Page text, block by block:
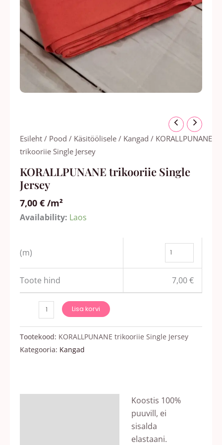
Esileht / Pood / Käsitöölisele / Kangad / KORALLPUNANE
trikooriie Single Jersey
KORALLPUNANE trikooriie Single
Jersey
7,00 € /m²
Availability: Laos
(m)
Toote hind 7,00€
trikooriie
Single
kogus
Lisa korvi
Tootekood: KORALLPUNANE trikooriie Single Jersey
Kategooria: Kangad
Koostis 100%
puuvill, ei
sisalda
elastaani.